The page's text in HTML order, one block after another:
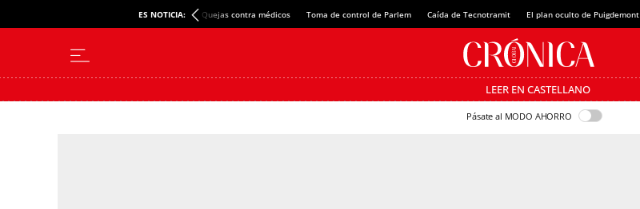
ES NOTICIA: Quejas contra médicos Toma de control de Parlem Caída de Tecnotramit El plan oculto de Puigdemont
LEER EN CASTELLANO
Pásate al MODO AHORRO